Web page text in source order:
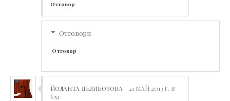
Отговор
Отговори
Отговор
ЙОЛАНТА ДЕЛИБОЗОВА
21 МАЙ 2013 Г. В
6:51